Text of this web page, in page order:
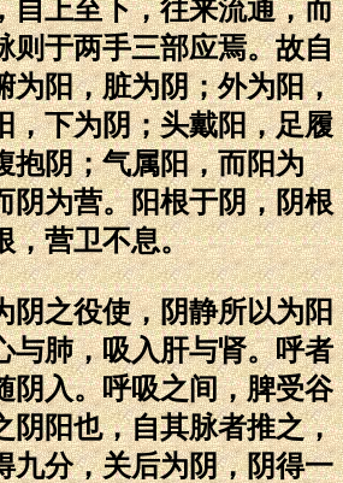
自上至下，往来流通，而
则于两手三部应焉。故自
为阳，脏为阴；外为阳，
，下为阴；头戴阳，足履
抱阴；气属阳，而阳为
阴为营。阳根于阴，阴根
，营卫不息。
役使，阴静所以为阳
与肺，吸入肝与肾。呼者
阴入。呼吸之间，脾受谷
阴阳也，自其脉者推之，
九分，关后为阴，阴得一